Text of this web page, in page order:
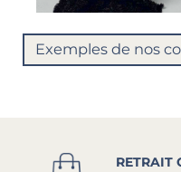
Exemples de nos
RETRAIT